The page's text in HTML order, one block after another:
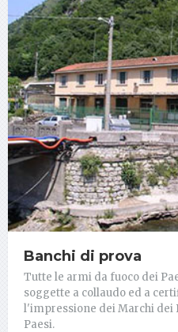
Banchi di prova
Tutte le armi da fuoco dei
soggette a collaudo ed a
l'impressione dei Marchi dei
Paesi.